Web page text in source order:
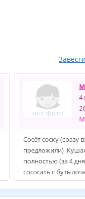
4
Сосёт соску (сразу
предложили)
полностью (за 4
сососать с